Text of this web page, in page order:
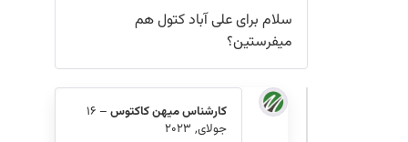
سلام برای علی آباد کتول هم
میفرستین؟
کارشناس میهن کاکتوس–
16
جولای, 2023